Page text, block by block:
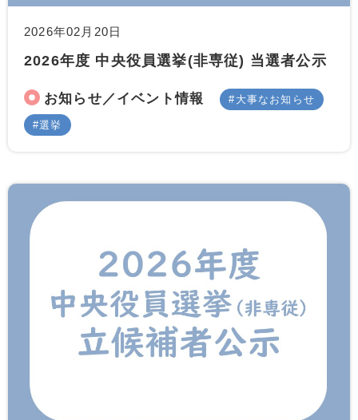
2026年02月20日
2026年度 中央役員選挙(非専従) 当選者公示
お知らせ／イベント情報 大事なお知らせ
選挙